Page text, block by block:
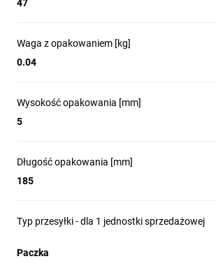
47
Waga z opakowaniem [kg]
0.04
Wysokość opakowania [mm]
5
Długość opakowania [mm]
185
Typ przesyłki - dla 1 jednostki sprzedażowej
Paczka